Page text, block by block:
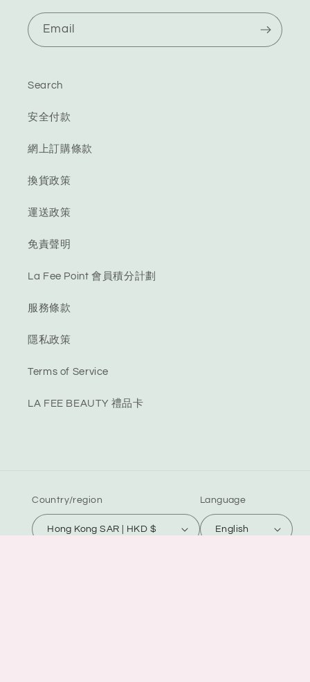
Email
Search
安全付款
網上訂購條款
換貨政策
運送政策
免責聲明
La Fee Point 會員積分計劃
服務條款
隱私政策
Terms of Service
LA FEE BEAUTY 禮品卡
Country/region
Hong Kong SAR | HKD $
Language
English